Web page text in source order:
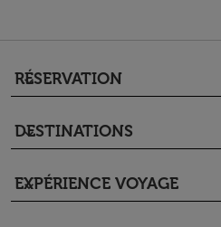
RÉSERVATION
keyboard_arrow_down
DESTINATIONS
keyboard_arrow_down
EXPÉRIENCE VOYAGE
keyboard_arrow_down